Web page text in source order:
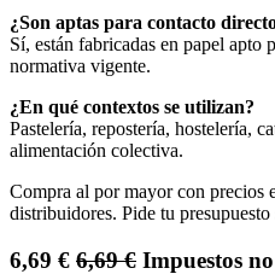
¿Son aptas para contacto
Sí, están fabricadas en papel apto
normativa vigente.
¿En qué contextos se utilizan?
Pastelería, repostería, hostelería,
alimentación colectiva.
Compra al por mayor con precios
distribuidores. Pide tu
6,69 € 6,69€ Impuestos